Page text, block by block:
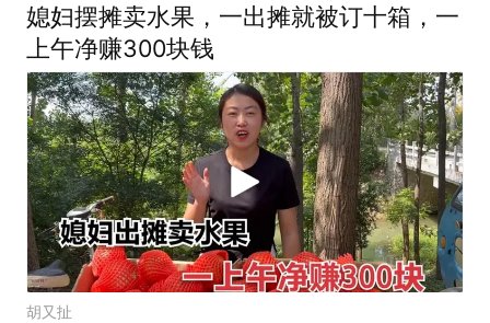
媳妇摆摊卖水果，一出摊就被订十箱，一
上午净赚300块钱
胡又扯